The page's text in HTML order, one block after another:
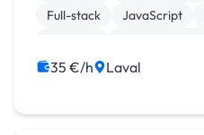
Laval (3 ans). Mon par...
Full-stack JavaScript
Création de site internet
35 €/h Laval